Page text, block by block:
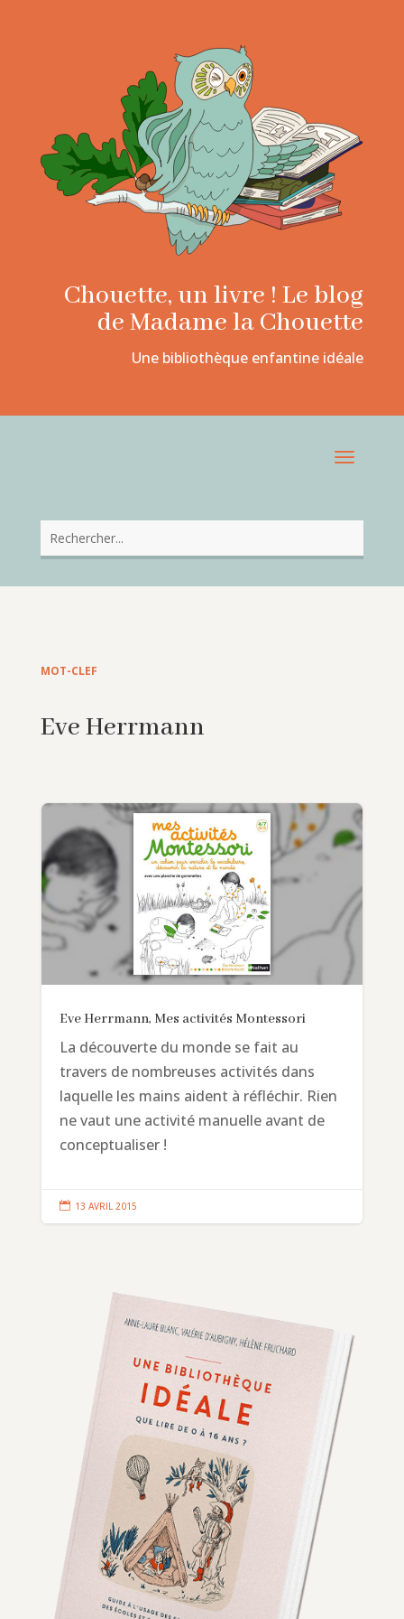
Chouette, un livre ! Le blog
de Madame la Chouette
Une bibliothèque enfantine idéale
MOT-CLEF
Eve Herrmann
Eve Herrmann, Mes activités Montessori
La découverte du monde se fait au
travers de nombreuses activités dans
laquelle les mains aident à réfléchir. Rien
ne vaut une activité manuelle avant de
conceptualiser !
 13 AVRIL 2015